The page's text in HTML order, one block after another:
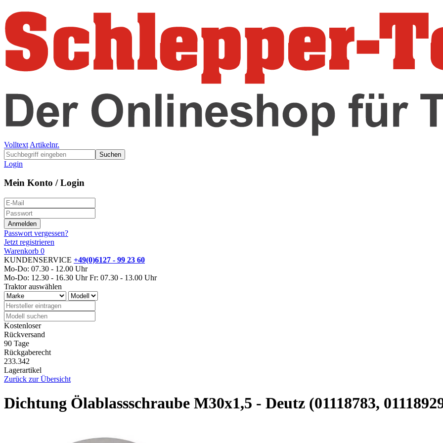
Volltext Artikelnr.
Suchen
Login
Mein Konto / Login
Passwort vergessen?
Jetzt registrieren
Warenkorb 0
KUNDENSERVICE +49(0)6127 - 99 23 60
Mo-Do: 07.30 - 12.00 Uhr
Mo-Do: 12.30 - 16.30 Uhr Fr: 07.30 - 13.00 Uhr
Traktor auswählen
Kostenloser
Rückversand
90 Tage
Rückgaberecht
233.342
Lagerartikel
Zurück zur Übersicht
Dichtung Ölablassschraube M30x1,5 - Deutz (01118783,